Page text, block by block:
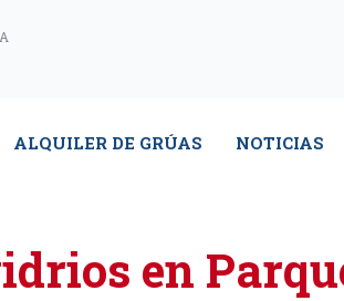
ALQUILER DE GRÚAS NOTICIAS
en